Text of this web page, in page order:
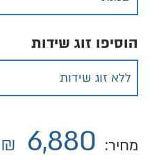
הוסיפו זוג שידות
מחיר: 6,880
₪